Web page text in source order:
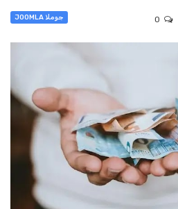
جوملا JOOMLA